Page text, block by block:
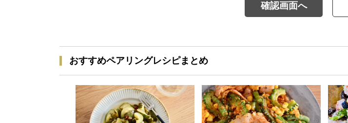
確認画面へ
おすすめペアリングレシピまとめ